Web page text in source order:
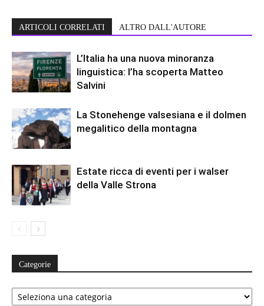
ARTICOLI CORRELATI ALTRO DALL'AUTORE
L’Italia ha una nuova minoranza
linguistica: l’ha scoperta Matteo
Salvini
La Stonehenge valsesiana e il dolmen
megalitico della montagna
Estate ricca di eventi per i walser
della Valle Strona
Categorie
Categorie